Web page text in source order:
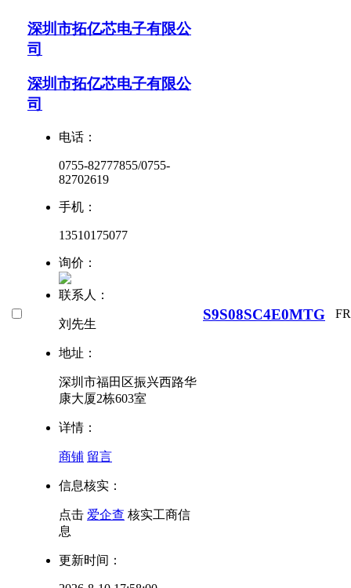
深圳市拓亿芯电子有限公
司
深圳市拓亿芯电子有限公
司
电话：
0755-82777855/0755-
82702619
手机：
13510175077
询价：
联系人：
刘先生
地址：
深圳市福田区振兴西路华
康大厦2栋603室
详情：
商铺 留言
信息核实：
点击 爱企查 核实工商信
息
更新时间：
S9S08SC4E0MTG